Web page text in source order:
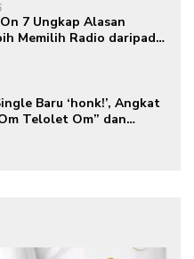
7 Ungkap Alasan
Memilih Radio daripada
Baru ‘honk!’, Angkat
Telolet Om” dan